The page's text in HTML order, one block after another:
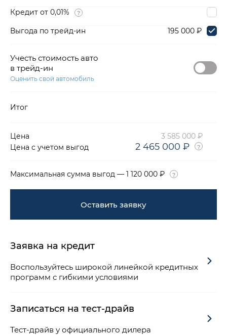
Кредит от 0,01%
Выгода по трейд-ин
195 000 ₽
Учесть стоимость авто
в трейд-ин
Оценить свой автомобиль
Итог
Цена
3 585 000 ₽
Цена с учетом выгод
2 465 000 ₽
Максимальная сумма выгод — 1 120 000 ₽
Оставить заявку
Заявка на кредит
Воспользуйтесь широкой линейкой кредитных
программ с гибкими условиями
Записаться на тест-драйв
Тест-драйв у официального дилера